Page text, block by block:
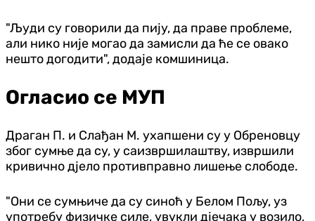
"Људи су говорили да пију, да праве проблеме,
али нико није могао да замисли да ће се овако
нешто догодити", додаје комшиница.
Огласио се МУП
Драган П. и Слађан М. ухапшени су у Обреновцу
због сумње да су, у саизвршилаштву, извршили
кривично дјело противправно лишење слободе.
"Они се сумњиче да су синоћ у Белом Пољу, уз
употребу физичке силе, увукли дјечака у возило,